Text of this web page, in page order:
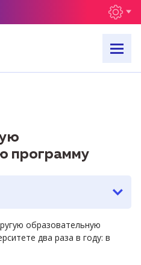
программу
образовательную
два раза в году: в